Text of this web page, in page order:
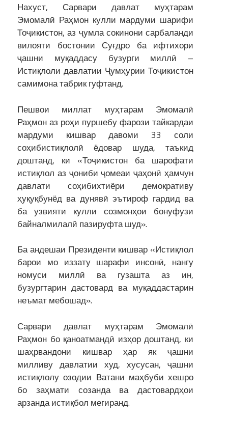
Нахуст, Сарвари давлат муҳтарам
Эмомалӣ Раҳмон кулли мардуми шарифи
Тоҷикистон, аз ҷумла сокинони сарбаланди
вилояти бостонии Суғдро ба ифтихори
ҷашни муқаддасу бузурги миллӣ –
Истиқлоли давлатии Ҷумҳурии Тоҷикистон
самимона табрик гуфтанд.
Пешвои миллат муҳтарам Эмомалӣ
Раҳмон аз роҳи пуршебу фарози тайкардаи
мардуми кишвар давоми 33 соли
соҳибистиқлолӣ ёдовар шуда, таъкид
доштанд, ки «Тоҷикистон ба шарофати
истиқлол аз ҷониби ҷомеаи ҷаҳонӣ ҳамчун
давлати соҳибихтиёри демокративу
ҳуқуқбунёд ва дунявӣ эътироф гардид ва
ба узвияти кулли созмонҳои бонуфузи
байналмилалӣ пазируфта шуд».
Ба андешаи Президенти кишвар «Истиқлол
барои мо иззату шарафи инсонӣ, нангу
номуси миллӣ ва гузашта аз ин,
бузургтарин дастовард ва муқаддастарин
неъмат мебошад».
Сарвари давлат муҳтарам Эмомалӣ
Раҳмон бо қаноатмандӣ изҳор доштанд, ки
шаҳрвандони кишвар ҳар як ҷашни
милливу давлатии худ, хусусан, ҷашни
истиқлолу озодии Ватани маҳбуби хешро
бо заҳмати созанда ва дастовардҳои
арзанда истиқбол мегиранд.